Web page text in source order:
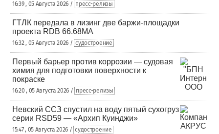
16:39 , 05 Августа 2026 / пресс-релизы
ГТЛК передала в лизинг две баржи-площадки
проекта RDB 66.68МА
16:32 , 05 Августа 2026 / судостроение
Первый барьер против коррозии — судовая
химия для подготовки поверхности к
покраске
16:20 , 05 Августа 2026 / пресс-релизы
Невский ССЗ спустил на воду пятый сухогруз
серии RSD59 — «Архип Куинджи»
15:47 , 05 Августа 2026 / судостроение